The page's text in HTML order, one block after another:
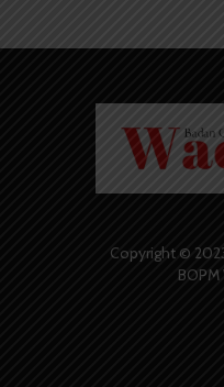
Copyright ©
BOPM